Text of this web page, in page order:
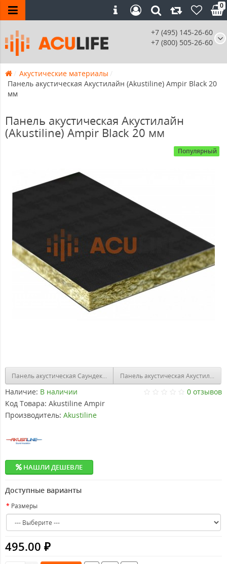
+7 (495) 145-26-60
+7 (800) 505-26-60
0
Акустические материалы
Панель акустическая Акустилайн (Akustiline) Ampir Black 20
мм
Панель акустическая Акустилайн
(Akustiline) Ampir Black 20 мм
Популярный
Панель акустическая
Наличие: В наличии
0 отзывов
Код Товара: Akustiline Ampir
Производитель: Akustiline
НАШЛИ ДЕШЕВЛЕ
Доступные варианты
Размеры
495.00 ₽